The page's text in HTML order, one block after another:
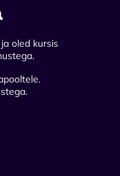
oled kursis